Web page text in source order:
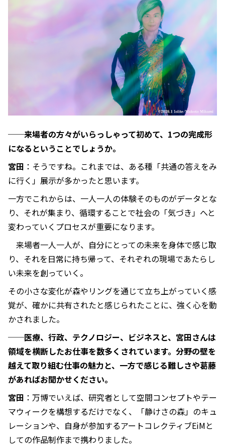
──来場者の方々がいらっしゃって初めて、1つの完成形
になるということでしょうか。
宮田 ：そうですね。これまでは、ある種「共通の答えをみ
に行く」展示が多かったと思います。
一方でこれからは、一人一人の体験そのものがデータとな
り、それが集まり、循環することで社会の「気づき」へと
変わっていくプロセスが重要になります。
来場者一人一人が、自分にとっての未来を身体で感じ取
り、それを日常に持ち帰って、それぞれの現場であたらし
い未来を創っていく。
その小さな変化が森やリングを通じて立ち上がっていく感
覚が、確かに共有されたと感じられたことに、強く心を動
かされました。
──医療、行政、テクノロジー、ビジネスと、宮田さんは
領域を横断したお仕事を数多くされています。分野の壁を
越えて取り組む仕事の魅力と、一方で感じる難しさや葛藤
があればお聞かせください。
宮田 ：万博でいえば、研究者として空間コンセプトやテー
マウィークを構想するだけでなく、「静けさの森」のキュ
レーションや、自身が参加するアートコレクティブEiMと
しての作品制作まで携わりました。